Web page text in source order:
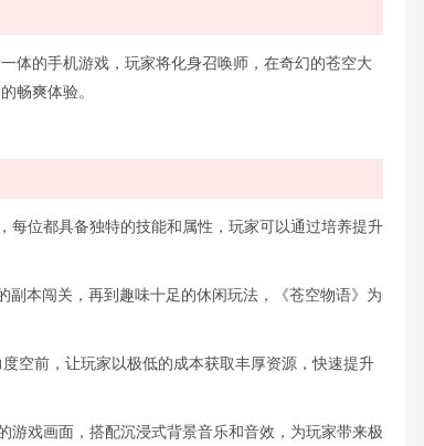
体的手机游戏，玩家将化身召唤师，在奇幻的苍空大
畅爽体验。
每位都具备独特的技能和属性，玩家可以通过培养提升
本闯关，再到趣味十足的休闲玩法，《苍空物语》为
空前，让玩家以极低的成本获取丰厚资源，快速提升
戏画面，搭配沉浸式背景音乐和音效，为玩家带来极